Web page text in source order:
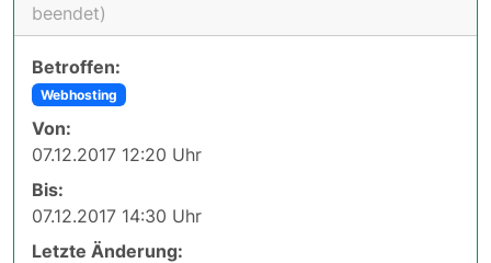
beendet)
Betroffen:
Webhosting
Von:
07.12.2017 12:20 Uhr
Bis:
07.12.2017 14:30 Uhr
Letzte Änderung: